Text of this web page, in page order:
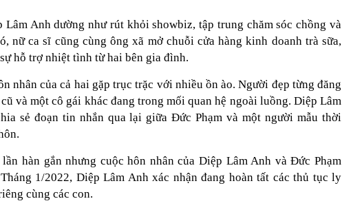
Anh dường như rút khỏi showbiz, tập trung chăm sóc chồng và
nữ ca sĩ cũng cùng ông xã mở chuỗi cửa hàng kinh doanh trà sữa,
hỗ trợ nhiệt tình từ hai bên gia đình.
nhân của cả hai gặp trục trặc với nhiều ồn ào. Người đẹp từng đăng
và một cô gái khác đang trong mối quan hệ ngoài luồng. Diệp Lâm
sẻ đoạn tin nhắn qua lại giữa Đức Phạm và một người mẫu thời
hàn gắn nhưng cuộc hôn nhân của Diệp Lâm Anh và Đức Phạm
1/2022, Diệp Lâm Anh xác nhận đang hoàn tất các thủ tục ly
cùng các con.